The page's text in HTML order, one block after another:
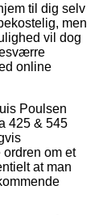
til dig selv
men
vil dog
online
Poulsen
425 & 545
om et
at man